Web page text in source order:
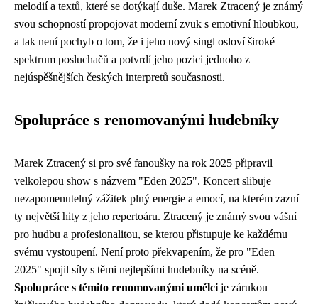
melodií a textů, které se dotýkají duše. Marek Ztracený je známý
svou schopností propojovat moderní zvuk s emotivní hloubkou,
a tak není pochyb o tom, že i jeho nový singl osloví široké
spektrum posluchačů a potvrdí jeho pozici jednoho z
nejúspěšnějších českých interpretů současnosti.
Spolupráce s renomovanými hudebníky
Marek Ztracený si pro své fanoušky na rok 2025 připravil
velkolepou show s názvem "Eden 2025". Koncert slibuje
nezapomenutelný zážitek plný energie a emocí, na kterém zazní
ty největší hity z jeho repertoáru. Ztracený je známý svou vášní
pro hudbu a profesionalitou, se kterou přistupuje ke každému
svému vystoupení. Není proto překvapením, že pro "Eden
2025" spojil síly s těmi nejlepšími hudebníky na scéně.
Spolupráce s těmito renomovanými umělci je zárukou